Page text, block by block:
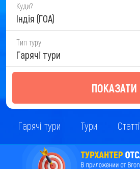
Куди?
Індія (ГОА)
Тип туру
Гарячі тури
ПОКАЗАТИ
Гарячі тури Тури Статті